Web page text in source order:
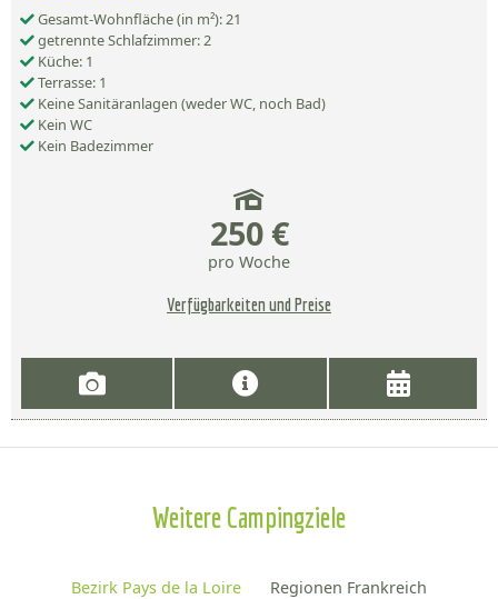
Gesamt-Wohnfläche (in m²): 21
getrennte Schlafzimmer: 2
Küche: 1
Terrasse: 1
Keine Sanitäranlagen (weder WC, noch Bad)
Kein WC
Kein Badezimmer
250 €
pro Woche
Verfügbarkeiten und Preise
Weitere Campingziele
Bezirk Pays de la Loire Regionen Frankreich